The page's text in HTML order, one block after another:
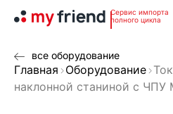
Сервис импорта
полного цикла
все оборудование
Главная Оборудование
наклонной станиной с ЧПУ